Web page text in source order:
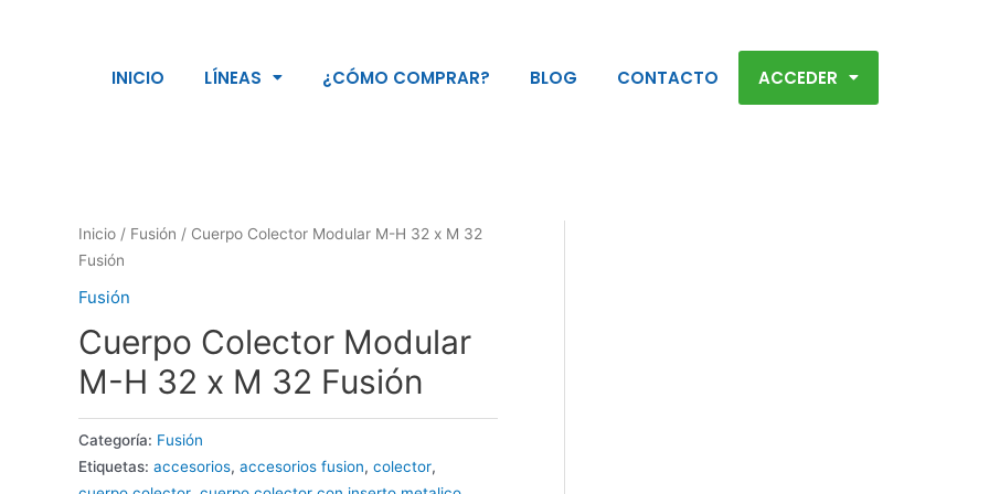
INICIO LÍNEAS ¿CÓMO COMPRAR? BLOG CONTACTO ACCEDER
Inicio/ Fusión / Cuerpo Colector Modular M-H 32 x M 32
Fusión
Fusión
Cuerpo Colector Modular
M-H 32 x M 32 Fusión
Categoría: Fusión
Etiquetas: accesorios, accesorios fusion, colector,